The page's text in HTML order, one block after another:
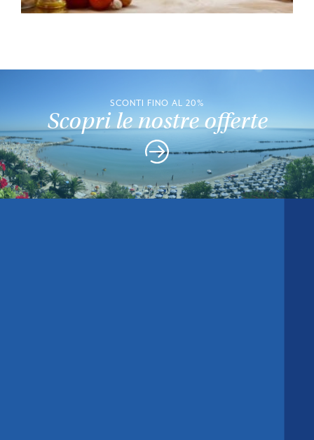
SCONTI FINO AL 20%
Scopri le nostre offerte